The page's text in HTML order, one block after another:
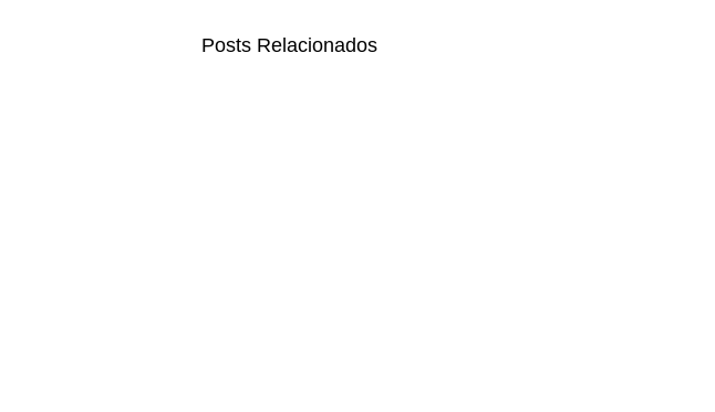
Posts Relacionados